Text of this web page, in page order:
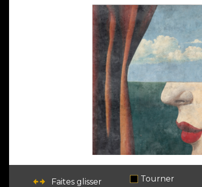
Faites glisser
Tourner